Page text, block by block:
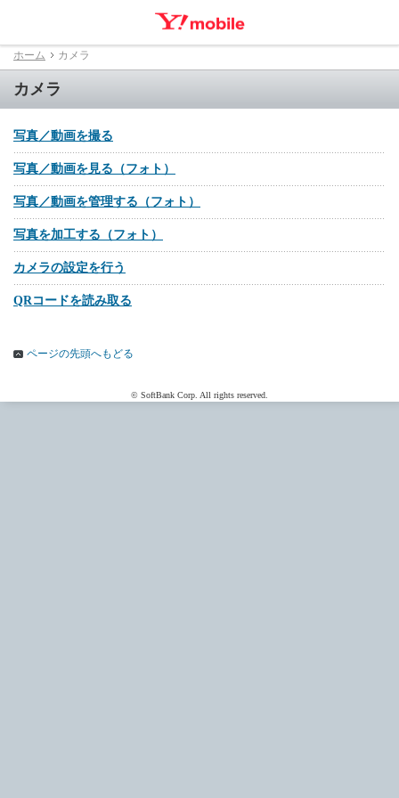
ホーム カメラ
カメラ
写真／動画を撮る
写真／動画を見る（フォト）
写真／動画を管理する（フォト）
写真を加工する（フォト）
カメラの設定を行う
QRコードを読み取る
ページの先頭へもどる
© SoftBank Corp. All rights reserved.